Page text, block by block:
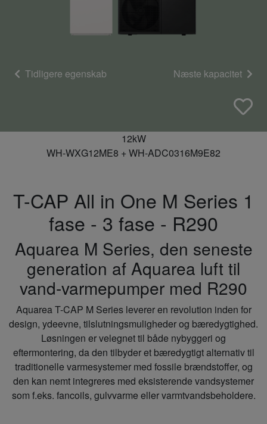
Tidligere egenskab Næste kapacitet
12kW
WH-WXG12ME8 + WH-ADC0316M9E82
T-CAP All in One M Series 1
fase - 3 fase - R290
Aquarea M Series, den seneste
generation af Aquarea luft til
vand-varmepumper med R290
Aquarea T-CAP M Series leverer en revolution inden for
design, ydeevne, tilslutningsmuligheder og bæredygtighed.
Løsningen er velegnet til både nybyggeri og
eftermontering, da den tilbyder et bæredygtigt alternativ til
traditionelle varmesystemer med fossile brændstoffer, og
den kan nemt integreres med eksisterende vandsystemer
som f.eks. fancoils, gulvvarme eller varmtvandsbeholdere.